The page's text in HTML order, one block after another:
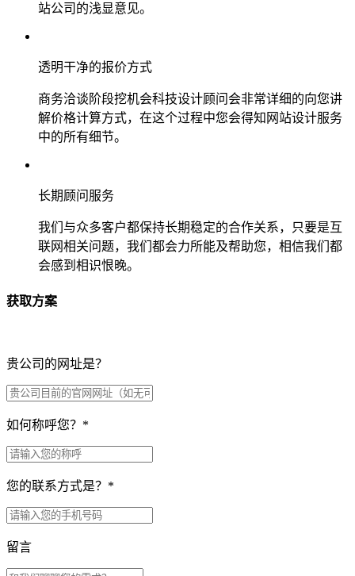
站公司的浅显意见。
透明干净的报价方式
商务洽谈阶段挖机会科技设计顾问会非常详细的向您讲
解价格计算方式，在这个过程中您会得知网站设计服务
中的所有细节。
长期顾问服务
我们与众多客户都保持长期稳定的合作关系，只要是互
联网相关问题，我们都会力所能及帮助您，相信我们都
会感到相识恨晚。
获取方案
贵公司的网址是？
如何称呼您？ *
您的联系方式是？ *
留言